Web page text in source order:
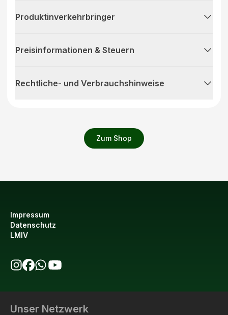
Zum Shop
Produktinverkehrbringer
Preisinformationen & Steuern
Rechtliche- und Verbrauchshinweise
Impressum
Datenschutz
LMIV
Unser Netzwerk